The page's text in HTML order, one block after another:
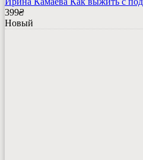
399₴
Новый